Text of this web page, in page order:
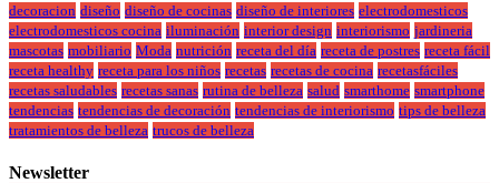
decoracion diseño diseño de cocinas diseño de interiores electrodomesticos
electrodomesticos cocina iluminación interior design interiorismo jardineria
mascotas mobiliario Moda nutrición receta del día receta de postres receta fácil
receta healthy receta para los niños recetas recetas de cocina recetasfáciles
recetas saludables recetas sanas rutina de belleza salud smarthome smartphone
tendencias tendencias de decoración tendencias de interiorismo tips de belleza
tratamientos de belleza trucos de belleza
Newsletter